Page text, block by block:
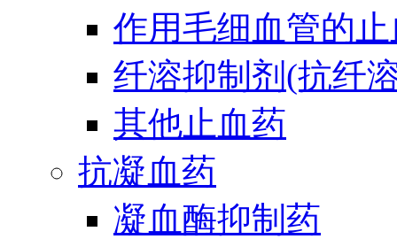
作用毛细血管的
纤溶抑制剂(抗纤
其他止血药
抗凝血药
凝血酶抑制药